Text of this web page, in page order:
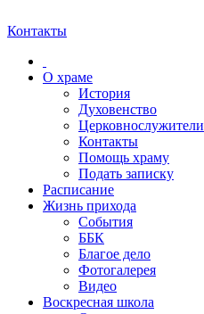
Контакты
О храме
История
Духовенство
Церковнослужители
Контакты
Помощь храму
Подать записку
Расписание
Жизнь прихода
События
ББК
Благое дело
Фотогалерея
Видео
Воскресная школа